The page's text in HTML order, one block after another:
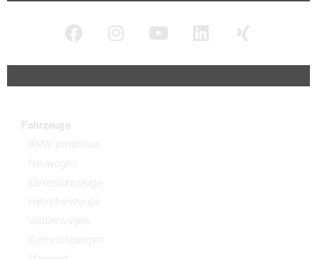
Fahrzeuge
BMW entdecken
Neuwagen
Elektrofahrzeuge
Hybridfahrzeuge
Vorführwagen
Gebrauchtwagen